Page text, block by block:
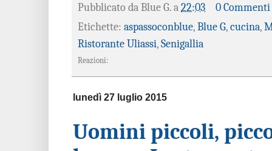
Pubblicato da Blue G. a 22:03
0 Commenti
Etichette: aspassoconblue, Blue G, cucina,
Ristorante Uliassi, Senigallia
Reazioni:
lunedì 27 luglio 2015
Uomini piccoli,